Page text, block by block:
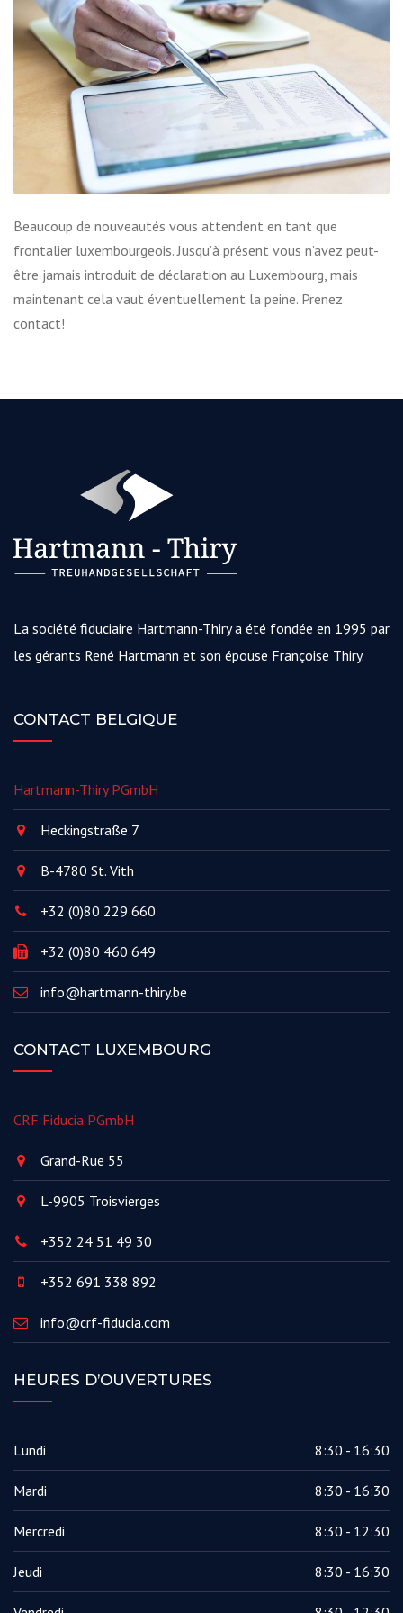
Beaucoup de nouveautés vous attendent en tant que
frontalier luxembourgeois. Jusqu’à présent vous n’avez peut-
être jamais introduit de déclaration au Luxembourg, mais
maintenant cela vaut éventuellement la peine. Prenez
contact!
La société fiduciaire Hartmann-Thiry a été fondée en 1995 par
les gérants René Hartmann et son épouse Françoise Thiry.
CONTACT BELGIQUE
Hartmann-Thiry PGmbH
Heckingstraße 7
B-4780 St. Vith
+32 (0)80 229 660
+32 (0)80 460 649
info@hartmann-thiry.be
CONTACT LUXEMBOURG
CRF Fiducia PGmbH
Grand-Rue 55
L-9905 Troisvierges
+352 24 51 49 30
+352 691 338 892
info@crf-fiducia.com
HEURES D’OUVERTURES
Lundi 8:30 - 16:30
Mardi 8:30 - 16:30
Mercredi 8:30 - 12:30
Jeudi 8:30 - 16:30